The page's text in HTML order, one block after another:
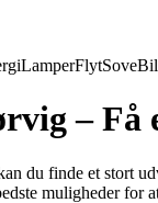
LamperFlytSoveBil
–
du finde et stort
muligheder for